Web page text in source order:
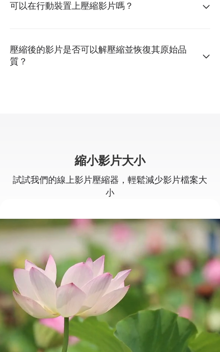
可以在行動裝置上壓縮影片嗎？
壓縮後的影片是否可以解壓縮並恢復其原始品
質？
縮小影片大小
試試我們的線上影片壓縮器，輕鬆減少影片檔案大
小